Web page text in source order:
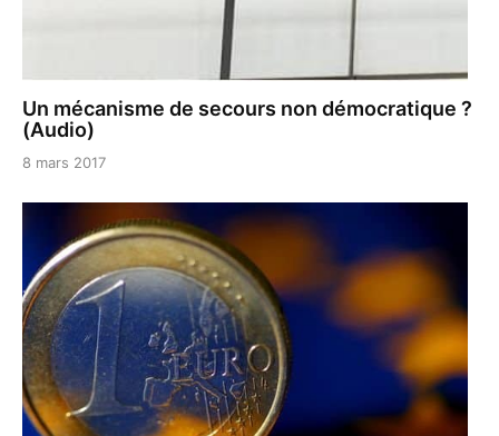
Un mécanisme de secours non démocratique ?
(Audio)
8 mars 2017